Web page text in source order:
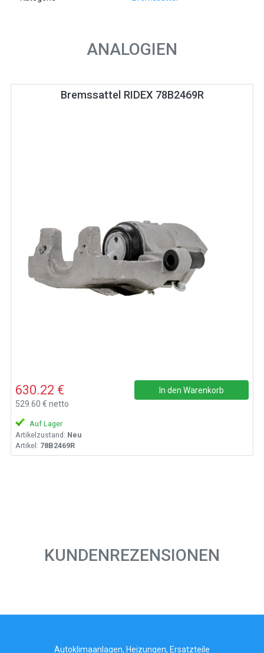
ANALOGIEN
Bremssattel RIDEX 78B2469R
630.22 €
529.60 € netto
In den Warenkorb
Auf Lager
Artikelzustand: Neu
Artikel: 78B2469R
KUNDENREZENSIONEN
Autoklimaanlagen, Heizungen, Ersatzteile